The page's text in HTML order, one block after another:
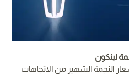
لينكون
النجمة الشهير من الاتجاهات